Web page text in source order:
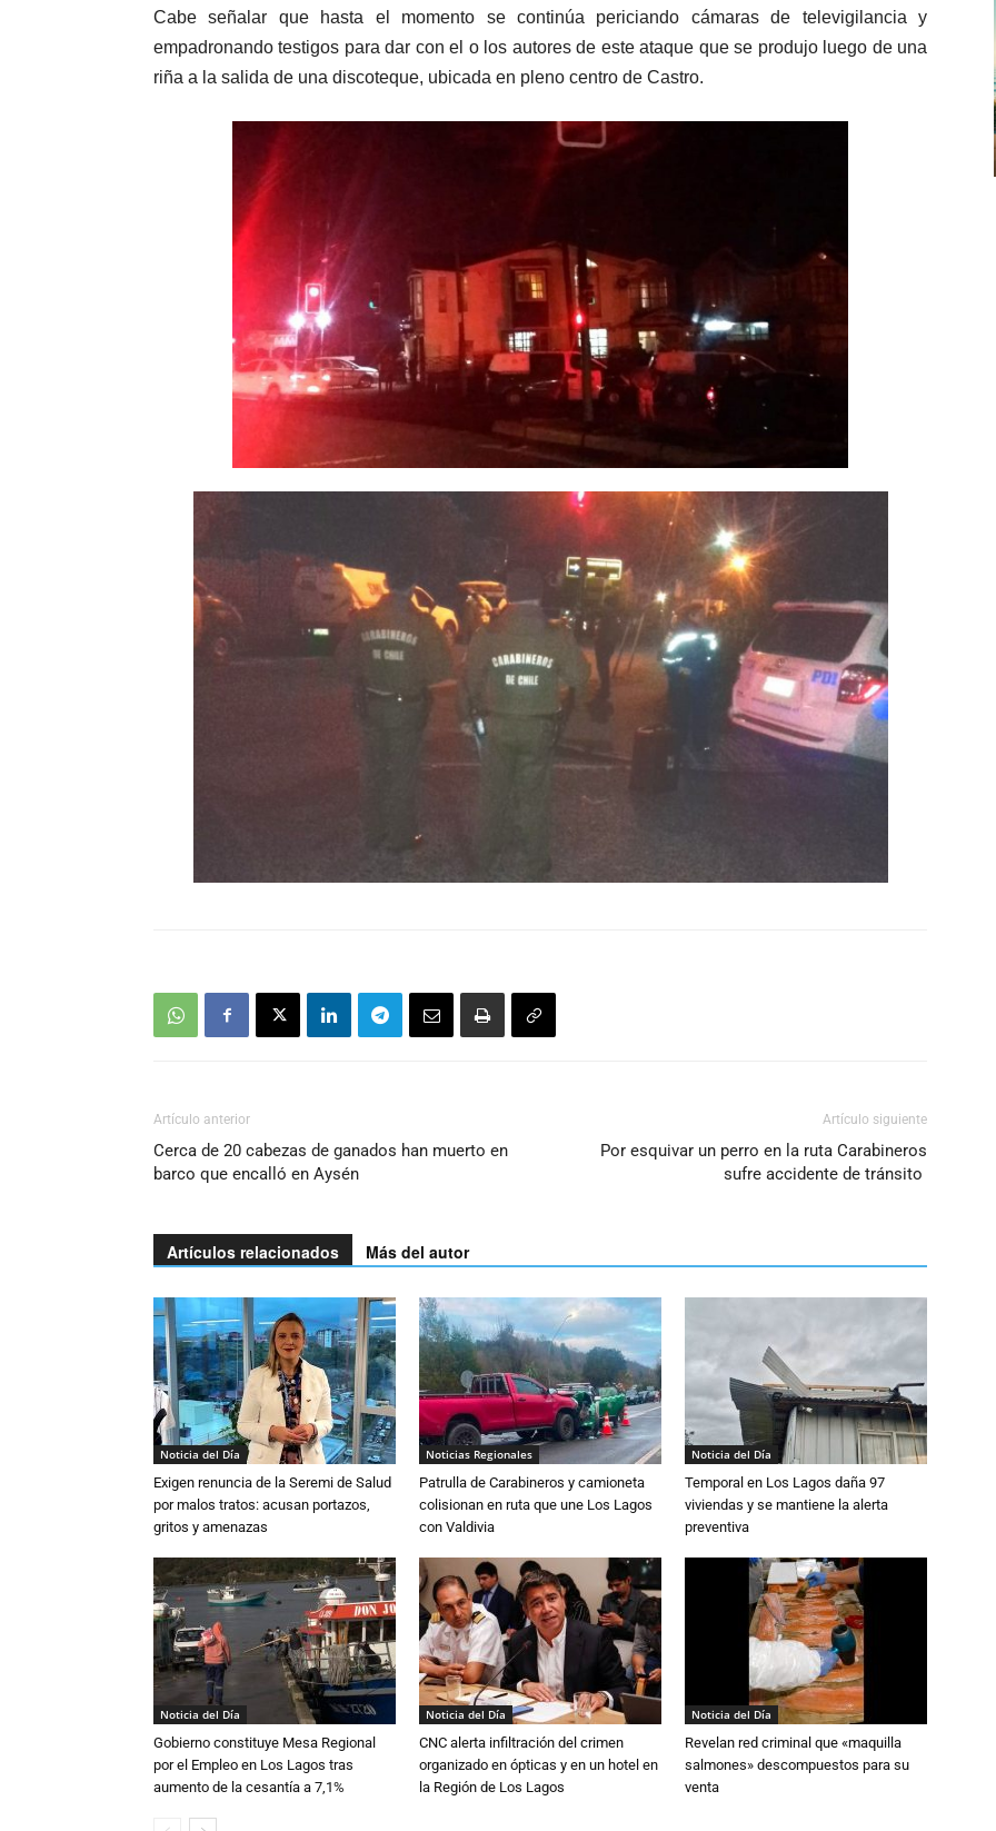
o
disminuir
de
flecha
Cabe señalar que hasta el momento se continúa periciando cámaras de televigilancia y
empadronando testigos para dar con el o los autores de este ataque que se produjo luego de una
riña a la salida de una discoteque, ubicada en pleno centro de Castro.
Artículo anterior
Cerca de 20 cabezas de ganados han muerto en
barco que encalló en Aysén
Artículo siguiente
Por esquivar un perro en la ruta Carabineros
sufre accidente de tránsito
Artículos relacionados Más del autor
Noticia del Día
Exigen renuncia de la Seremi de Salud
por malos tratos: acusan portazos,
gritos y amenazas
Noticias Regionales
Patrulla de Carabineros y camioneta
colisionan en ruta que une Los Lagos
con Valdivia
Noticia del Día
Temporal en Los Lagos daña 97
viviendas y se mantiene la alerta
preventiva
Noticia del Día
Gobierno constituye Mesa Regional
por el Empleo en Los Lagos tras
aumento de la cesantía a 7,1%
Noticia del Día
CNC alerta infiltración del crimen
organizado en ópticas y en un hotel en
la Región de Los Lagos
Noticia del Día
Revelan red criminal que «maquilla
salmones» descompuestos para su
venta